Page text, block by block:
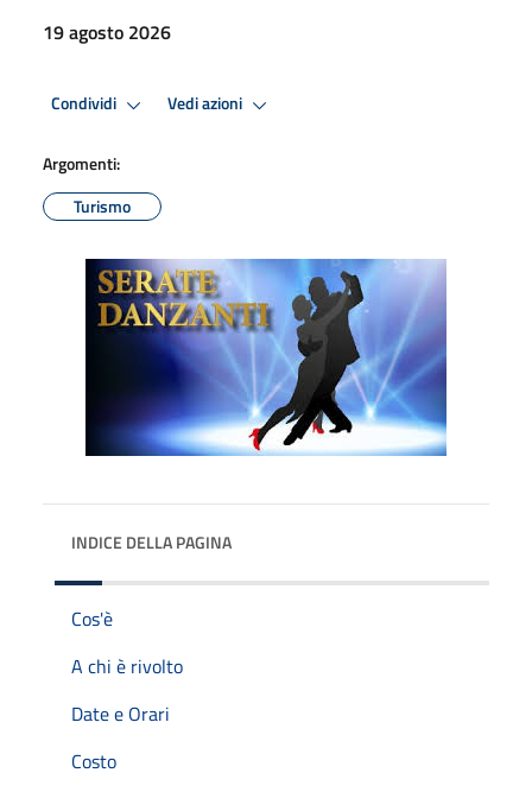
19 agosto 2026
Condividi Vedi azioni
Argomenti:
Turismo
INDICE DELLA PAGINA
Cos'è
A chi è rivolto
Date e Orari
Costo